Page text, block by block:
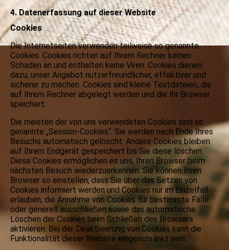
4. Datenerfassung auf dieser Website
Cookies
Die Internetseiten verwenden teilweise so genannte
Cookies. Cookies richten auf Ihrem Rechner keinen
Schaden an und enthalten keine Viren. Cookies dienen
dazu, unser Angebot nutzerfreundlicher, effektiver und
sicherer zu machen. Cookies sind kleine Textdateien, die
auf Ihrem Rechner abgelegt werden und die Ihr Browser
speichert.
Die meisten der von uns verwendeten Cookies sind so
genannte „Session-Cookies“. Sie werden nach Ende Ihres
Besuchs automatisch gelöscht. Andere Cookies bleiben
auf Ihrem Endgerät gespeichert bis Sie diese löschen.
Diese Cookies ermöglichen es uns, Ihren Browser beim
nächsten Besuch wiederzuerkennen. Sie können Ihren
Browser so einstellen, dass Sie über das Setzen von
Cookies informiert werden und Cookies nur im Einzelfall
erlauben, die Annahme von Cookies für bestimmte Fälle
oder generell ausschließen sowie das automatische
Löschen der Cookies beim Schließen des Browsers
aktivieren. Bei der Deaktivierung von Cookies kann die
Funktionalität dieser Website eingeschränkt sein.